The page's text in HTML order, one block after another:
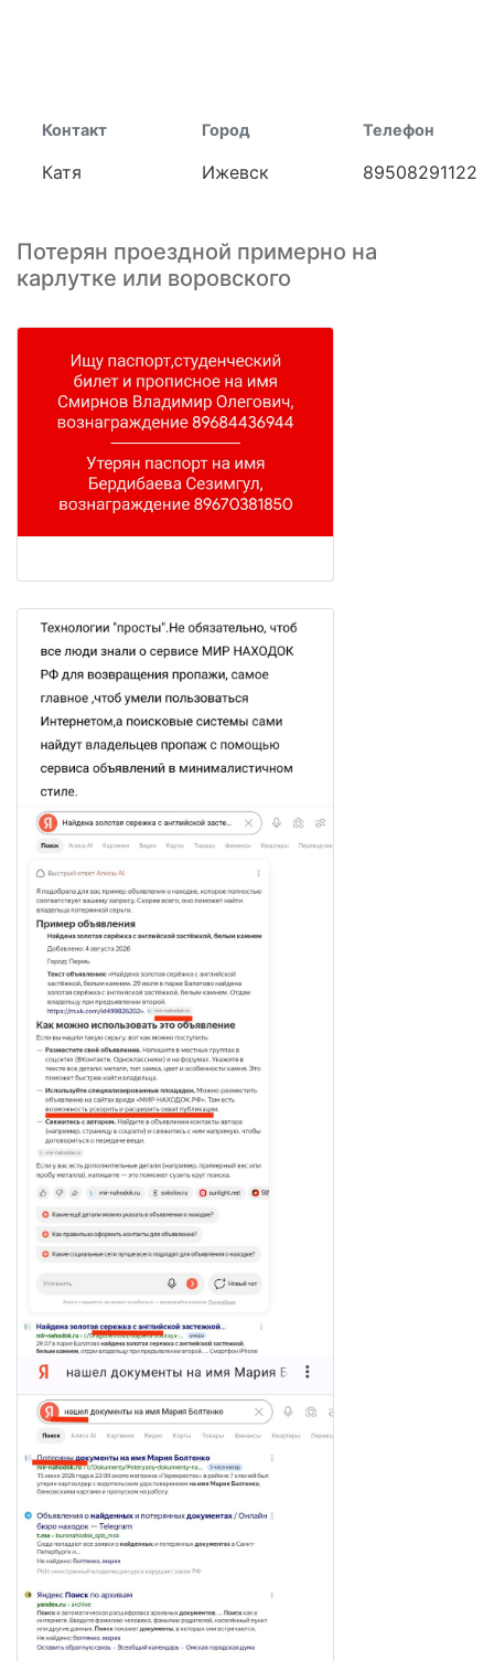
Контакт
Катя
Город
Ижевск
Телефон
89508291122
Потерян проездной примерно на
карлутке или воровского